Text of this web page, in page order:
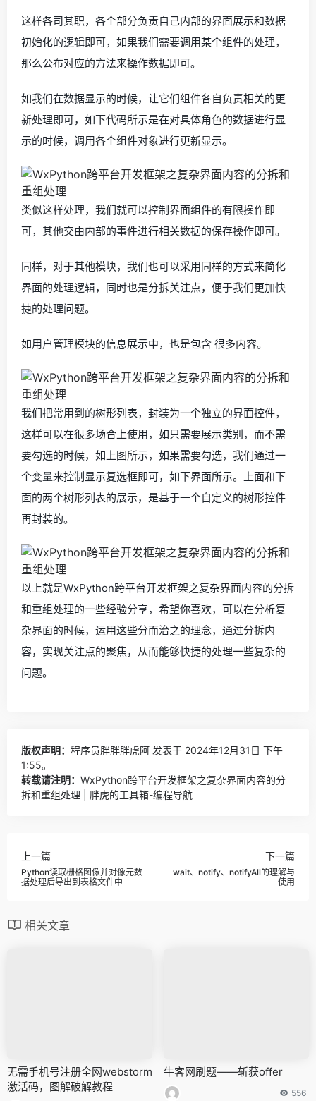
这样各司其职，各个部分负责自己内部的界面展示和数据
初始化的逻辑即可，如果我们需要调用某个组件的处理，
那么公布对应的方法来操作数据即可。
如我们在数据显示的时候，让它们组件各自负责相关的更
新处理即可，如下代码所示是在对具体角色的数据进行显
示的时候，调用各个组件对象进行更新显示。
类似这样处理，我们就可以控制界面组件的有限操作即
可，其他交由内部的事件进行相关数据的保存操作即可。
同样，对于其他模块，我们也可以采用同样的方式来简化
界面的处理逻辑，同时也是分拆关注点，便于我们更加快
捷的处理问题。
如用户管理模块的信息展示中，也是包含 很多内容。
我们把常用到的树形列表，封装为一个独立的界面控件，
这样可以在很多场合上使用，如只需要展示类别，而不需
要勾选的时候，如上图所示，如果需要勾选，我们通过一
个变量来控制显示复选框即可，如下界面所示。上面和下
面的两个树形列表的展示，是基于一个自定义的树形控件
再封装的。
以上就是WxPython跨平台开发框架之复杂界面内容的分拆
和重组处理的一些经验分享，希望你喜欢，可以在分析复
杂界面的时候，运用这些分而治之的理念，通过分拆内
容，实现关注点的聚焦，从而能够快捷的处理一些复杂的
问题。
版权声明： 程序员胖胖胖虎阿 发表于 2024年12月31日 下午
1:55。
转载请注明： WxPython跨平台开发框架之复杂界面内容的分
拆和重组处理 | 胖虎的工具箱-编程导航
上一篇
Python读取栅格图像并对像元数
据处理后导出到表格文件中
下一篇
wait、notify、notifyAll的理解与
使用
相关文章
无需手机号注册全网webstorm
激活码，图解破解教程
牛客网刷题——斩获offer
556